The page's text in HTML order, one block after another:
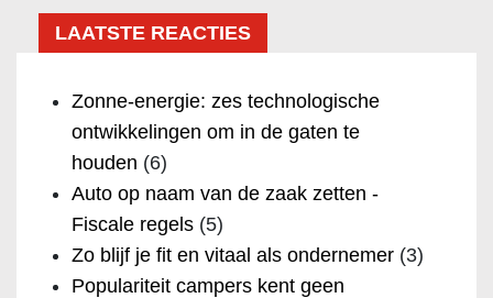
LAATSTE REACTIES
Zonne-energie: zes technologische
ontwikkelingen om in de gaten te
houden (6)
Auto op naam van de zaak zetten -
Fiscale regels (5)
Zo blijf je fit en vitaal als ondernemer (3)
Populariteit campers kent geen